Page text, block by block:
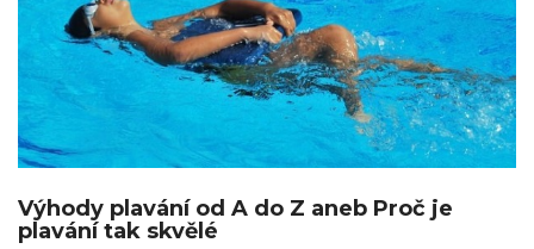
Výhody plavání od A do Z aneb Proč je
plavání tak skvělé